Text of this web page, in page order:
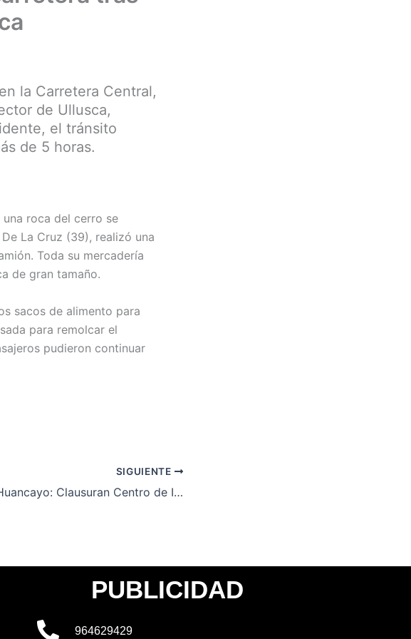
la Carretera Central,
de Ullusca,
el tránsito
de 5 horas.
roca del cerro se
La Cruz (39), realizó una
Toda su mercadería
de gran tamaño.
sacos de alimento para
para remolcar el
pudieron continuar
SIGUIENTE
Huancayo: Clausuran Centro de Inspección Técnica Vehicular por emitir certificados irregulares
PUBLICIDAD
964629429